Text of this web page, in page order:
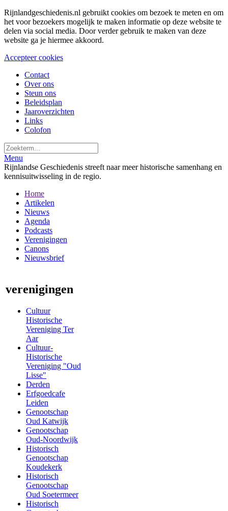
Rijnlandgeschiedenis.nl gebruikt cookies om bezoek te meten en om
het voor bezoekers mogelijk te maken informatie op deze website te
delen via social media. Door verder gebruik te maken van deze
website ga je hiermee akkoord.
Accepteer cookies
Contact
Over ons
Steun ons
Beleidsplan
Jaaroverzichten
Links
Colofon
Menu
Rijnlandse Geschiedenis streeft naar meer historische samenhang en
kennisuitwisseling in de regio.
Home
Artikelen
Nieuws
Agenda
Podcasts
Verenigingen
Canons
Nieuwsbrief
verenigingen
Cultuur
Historische
Vereniging Ter
Aar
Cultuur-
Historische
Vereniging "Oud
Lisse"
Derden
Erfgoedcafe
Leiden
Genootschap
Oud Katwijk
Genootschap
Oud-Noordwijk
Historisch
Genootschap
Koudekerk
Historisch
Genootschap
Oud Soetermeer
Historisch